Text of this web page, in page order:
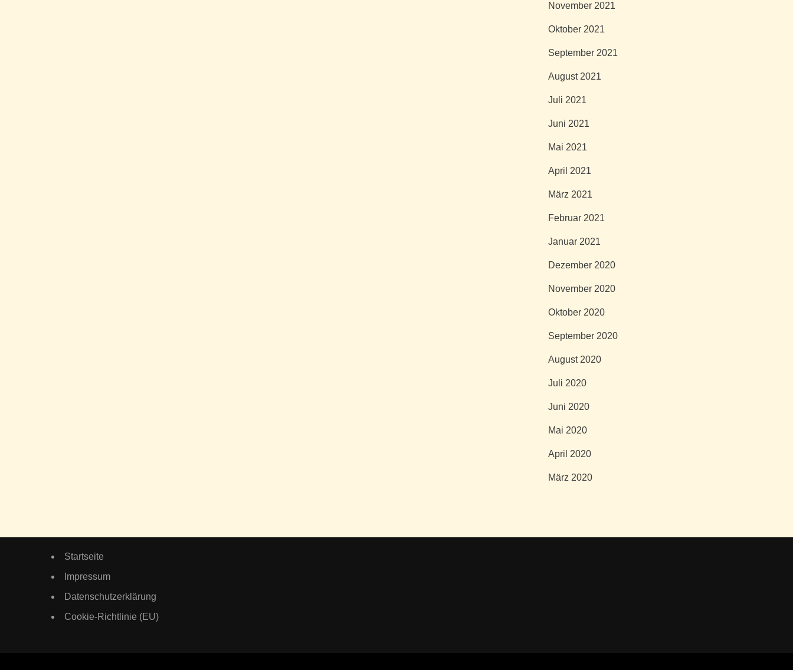
November 2021
Oktober 2021
September 2021
August 2021
Juli 2021
Juni 2021
Mai 2021
April 2021
März 2021
Februar 2021
Januar 2021
Dezember 2020
November 2020
Oktober 2020
September 2020
August 2020
Juli 2020
Juni 2020
Mai 2020
April 2020
März 2020
Startseite
Impressum
Datenschutzerklärung
Cookie-Richtlinie (EU)